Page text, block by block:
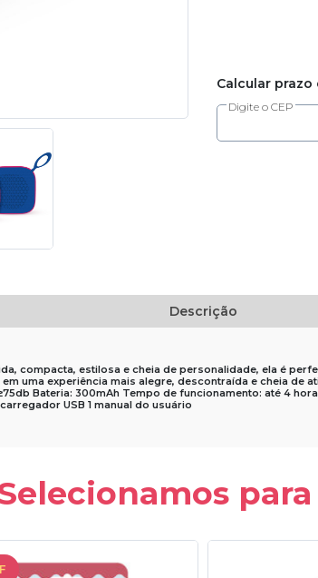
Calcular
Digite o CEP
Descrição
compacta, estilosa e cheia de personalidade, ela é
uma experiência mais alegre, descontraída e cheia de
Bateria: 300mAh Tempo de funcionamento: até 4
USB 1 manual do usuário